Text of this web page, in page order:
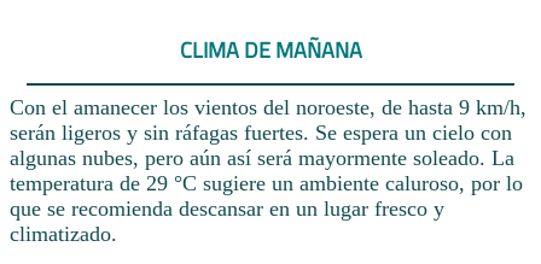
CLIMA DE MAÑANA
Con el amanecer los vientos del noroeste, de hasta 9 km/h,
serán ligeros y sin ráfagas fuertes. Se espera un cielo con
algunas nubes, pero aún así será mayormente soleado. La
temperatura de 29 °C sugiere un ambiente caluroso, por lo
que se recomienda descansar en un lugar fresco y
climatizado.